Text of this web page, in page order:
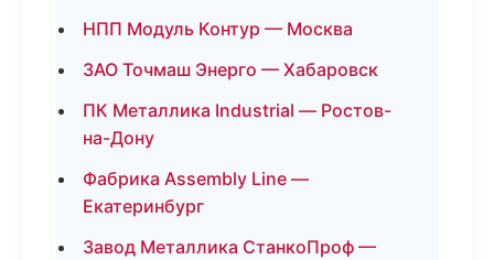
НПП Модуль Контур — Москва
ЗАО Точмаш Энерго — Хабаровск
ПК Металлика Industrial — Ростов-
на-Дону
Фабрика Assembly Line —
Екатеринбург
Завод Металлика СтанкоПроф —